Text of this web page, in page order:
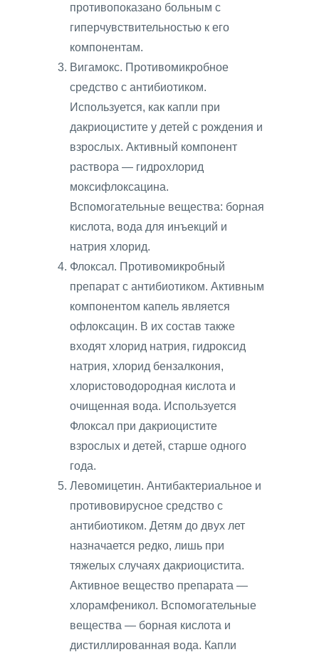
противопоказано больным с
гиперчувствительностью к его
компонентам.
Вигамокс. Противомикробное
средство с антибиотиком.
Используется, как капли при
дакриоцистите у детей с рождения и
взрослых. Активный компонент
раствора — гидрохлорид
моксифлоксацина.
Вспомогательные вещества: борная
кислота, вода для инъекций и
натрия хлорид.
Флоксал. Противомикробный
препарат с антибиотиком. Активным
компонентом капель является
офлоксацин. В их состав также
входят хлорид натрия, гидроксид
натрия, хлорид бензалкония,
хлористоводородная кислота и
очищенная вода. Используется
Флоксал при дакриоцистите
взрослых и детей, старше одного
года.
Левомицетин. Антибактериальное и
противовирусное средство с
антибиотиком. Детям до двух лет
назначается редко, лишь при
тяжелых случаях дакриоцистита.
Активное вещество препарата —
хлорамфеникол. Вспомогательные
вещества — борная кислота и
дистиллированная вода. Капли